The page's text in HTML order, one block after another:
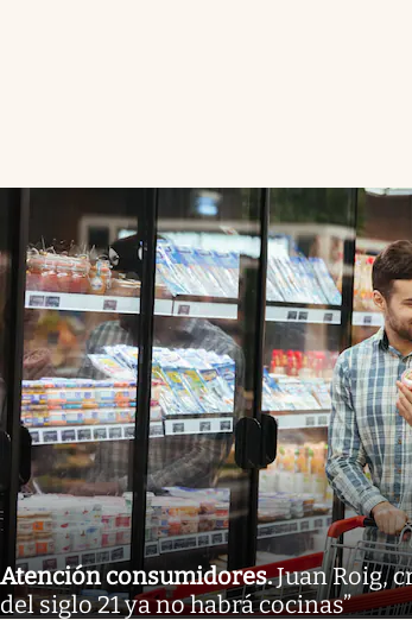
Atención consumidores.Juan Roig,
del siglo 21 ya no habrá cocinas”